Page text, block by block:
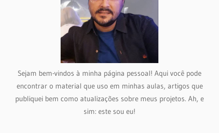
Sejam bem-vindos à minha página pessoal! Aqui você pode
encontrar o material que uso em minhas aulas, artigos que
publiquei bem como atualizações sobre meus projetos. Ah, e
sim: este sou eu!